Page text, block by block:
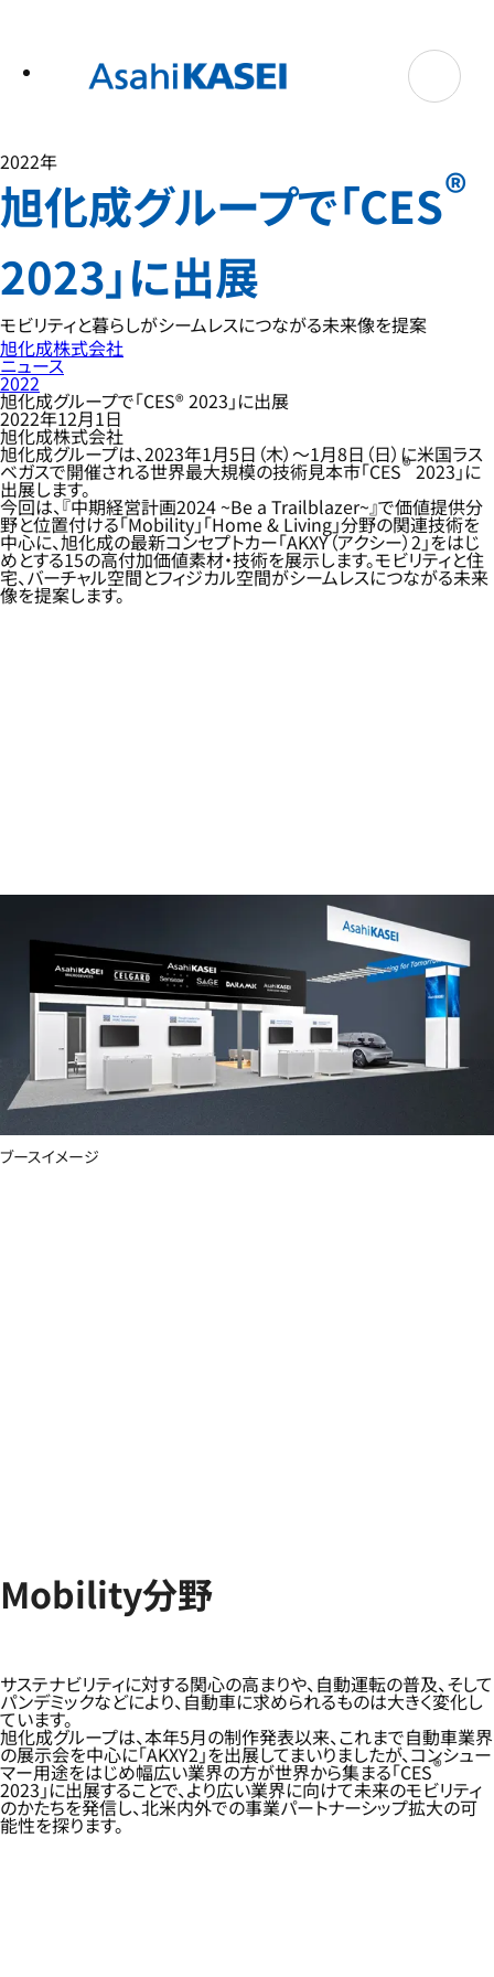
2022年
旭化成グループで「CES®
2023」に出展
モビリティと暮らしがシームレスにつながる未来像を提案
旭化成株式会社
ニュース
2022
旭化成グループで「CES® 2023」に出展
2022年12月1日
旭化成株式会社
旭化成グループは、2023年1月5日（木）～1月8日（日）に米国ラス
ベガスで開催される世界最大規模の技術見本市「CES®2023」に
出展します。
今回は、『中期経営計画2024 ~Be a Trailblazer~』で価値提供分
野と位置付ける「Mobility」「Home & Living」分野の関連技術を
中心に、旭化成の最新コンセプトカー「AKXY（アクシー）2」をはじ
めとする15の高付加価値素材・技術を展示します。モビリティと住
宅、バーチャル空間とフィジカル空間がシームレスにつながる未来
像を提案します。
ブースイメージ
Mobility分野
サステナビリティに対する関心の高まりや、自動運転の普及、そして
パンデミックなどにより、自動車に求められるものは大きく変化し
ています。
旭化成グループは、本年5月の制作発表以来、これまで自動車業界
の展示会を中心に「AKXY2」を出展してまいりましたが、コンシュー
マー用途をはじめ幅広い業界の方が世界から集まる「CES®
2023」に出展することで、より広い業界に向けて未来のモビリティ
のかたちを発信し、北米内外での事業パートナーシップ拡大の可
能性を探ります。